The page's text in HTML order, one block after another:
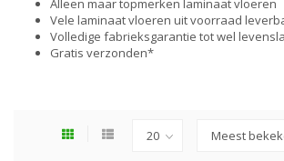
Alleen maar topmerken laminaat vloeren
Vele laminaat vloeren uit voorraad
Volledige fabrieksgarantie tot wel
Gratis verzonden*